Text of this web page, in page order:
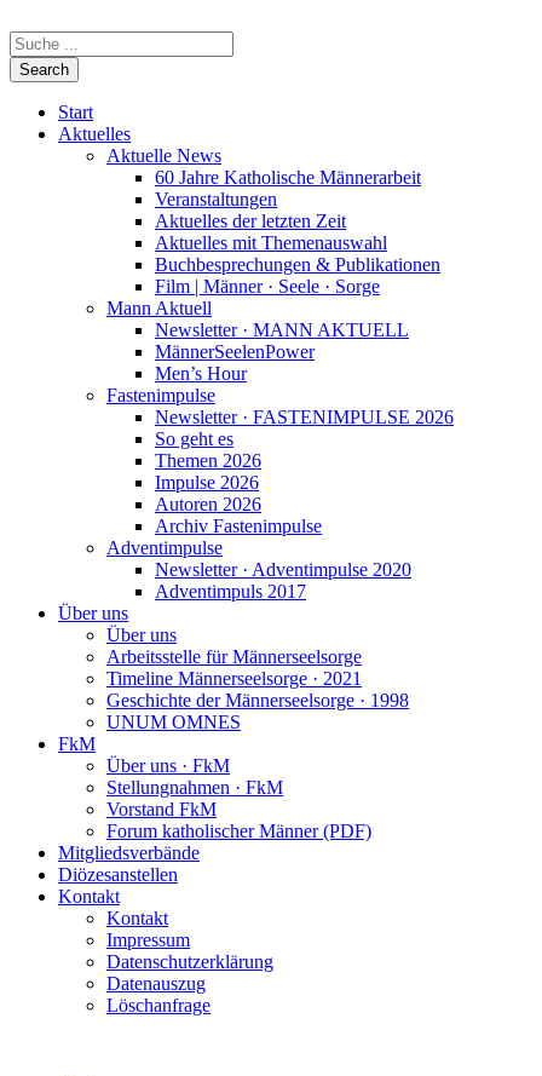
Start
Aktuelles
Aktuelle News
60 Jahre Katholische Männerarbeit
Veranstaltungen
Aktuelles der letzten Zeit
Aktuelles mit Themenauswahl
Buchbesprechungen & Publikationen
Film | Männer · Seele · Sorge
Mann Aktuell
Newsletter · MANN AKTUELL
MännerSeelenPower
Men’s Hour
Fastenimpulse
Newsletter · FASTENIMPULSE 2026
So geht es
Themen 2026
Impulse 2026
Autoren 2026
Archiv Fastenimpulse
Adventimpulse
Newsletter · Adventimpulse 2020
Adventimpuls 2017
Über uns
Über uns
Arbeitsstelle für Männerseelsorge
Timeline Männerseelsorge · 2021
Geschichte der Männerseelsorge · 1998
UNUM OMNES
FkM
Über uns · FkM
Stellungnahmen · FkM
Vorstand FkM
Forum katholischer Männer (PDF)
Mitgliedsverbände
Diözesanstellen
Kontakt
Kontakt
Impressum
Datenschutzerklärung
Datenauszug
Löschanfrage